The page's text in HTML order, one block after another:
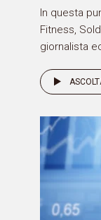
In questa
Fitness,
giornalista